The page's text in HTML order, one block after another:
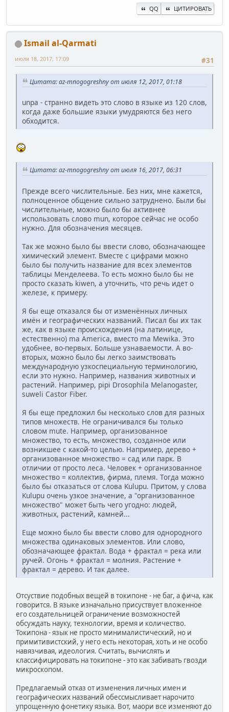
QQ ЦИТИРОВАТЬ
Ismail al-Qarmati
#31
июля 18, 2017, 17:09
Цитата: az-mnogogreshny от июля 12, 2017, 01:18
unpa - странно видеть это слово в языке из 120 слов,
когда даже большие языки умудряются без него
обходится.
Цитата: az-mnogogreshny от июля 16, 2017, 06:31
Прежде всего числительные. Без них, мне кажется,
полноценное общение сильно затруднено. Были бы
числительные, можно было бы активнее
использовать слово mun, которое сейчас не особо
нужно. Для обозначения месяцев.
Так же можно было бы ввести слово, обозначающее
химический элемент. Вместе с цифрами можно
было бы получить название для всех элементов
таблицы Менделеева. То есть можно было бы не
просто сказать kiwen, а уточнить, что речь идет о
железе, к примеру.
Я бы еще отказался бы от изменённых личных
имён и географических названий. Писал бы их так
же, как в языке происхождения (на латинице,
естественно) ma America, вместо ma Mewika. Это
удобнее, во-первых. Больше узнаваемости. А во-
вторых, можно было бы легко заимствовать
международную узкоспециальную терминологию,
если это нужно. Например, названия животных и
растений. Например, pipi Drosophila Melanogaster,
suweli Castor Fiber.
Я бы еще предложил бы несколько слов для разных
типов множеств. Не ограничивался бы только
словом mute. Например, организованное
множество, то есть, множество, созданное или
возникшее с какой-то целью. Например, дерево +
организованное множество = сад или парк. В
отличии от просто леса. Человек + организованное
множество = коллектив, фирма, племя. Тогда можно
было бы отказаться от слова Kulupu. Притом, у слова
Kulupu очень узкое значение, а "организованное
множество" может быть чего угодно: людей,
животных, растений, камней...
Еще можно было бы ввести слово для однородного
множества одинаковых элементов. Или слово,
обозначающее фрактал. Вода + фрактал = река или
ручей. Огонь + фрактал = молния. Растение +
фрактал = дерево. И так далее.
Отсуствие подобных вещей в токипоне - не баг, а фича, как
говорится. В языке изначально присуствует вложенное
его создательницей ограничение возможностей
обсуждать науку, технологии, время и количество.
Токипона - язык не просто минималистический, но и
примитивистский, у него есть некоторая, хоть и не особо
навязчивая, идеология. Считать, вычислять и
классифицировать на токипоне - это как забивать гвозди
микроскопом.
Предлагаемый отказ от изменения личных имен и
географических названий обессмысливает нарочито
упрощенную фонетику языка. Вот, маори все изменяют до